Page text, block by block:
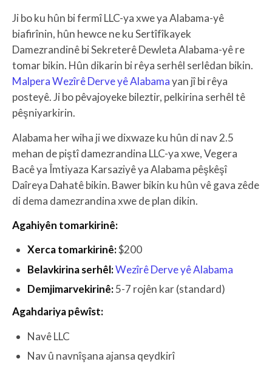
Ji bo ku hûn bi fermî LLC-ya xwe ya Alabama-yê
biafirînin, hûn hewce ne ku Sertîfîkayek
Damezrandinê bi Sekreterê Dewleta Alabama-yê re
tomar bikin. Hûn dikarin bi rêya serhêl serlêdan bikin.
Malpera Wezîrê Derve yê Alabamayan jî bi rêya
posteyê. Ji bo pêvajoyeke bileztir, pelkirina serhêl tê
pêşniyarkirin.
Alabama her wiha ji we dixwaze ku hûn di nav 2.5
mehan de piştî damezrandina LLC-ya xwe, Vegera
Bacê ya Îmtiyaza Karsaziyê ya Alabama pêşkêşî
Daîreya Dahatê bikin. Bawer bikin ku hûn vê gava zêde
di dema damezrandina xwe de plan dikin.
Agahiyên tomarkirinê:
Xerca tomarkirinê:$200
Belavkirina serhêl:Wezîrê Derve yê Alabama
Demjimarvekirinê:5-7 rojên kar (standard)
Agahdariya pêwîst:
Navê LLC
Nav û navnîşana ajansa qeydkirî